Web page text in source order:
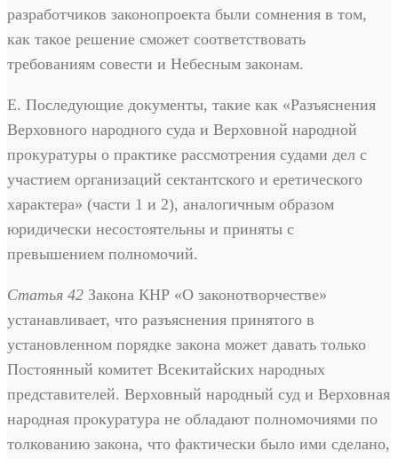
разработчиков законопроекта были сомнения в том,
как такое решение сможет соответствовать
требованиям совести и Небесным законам.
Е. Последующие документы, такие как «Разъяснения
Верховного народного суда и Верховной народной
прокуратуры о практике рассмотрения судами дел с
участием организаций сектантского и еретического
характера» (части 1 и 2), аналогичным образом
юридически несостоятельны и приняты с
превышением полномочий.
Статья 42 Закона КНР «О законотворчестве»
устанавливает, что разъяснения принятого в
установленном порядке закона может давать только
Постоянный комитет Всекитайских народных
представителей. Верховный народный суд и Верховная
народная прокуратура не обладают полномочиями по
толкованию закона, что фактически было ими сделано,